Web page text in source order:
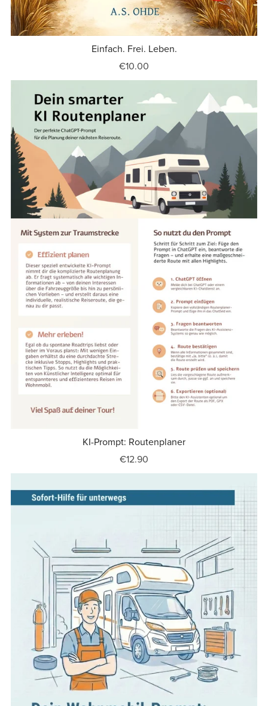
Einfach. Frei. Leben.
€10.00
KI-Prompt: Routenplaner
€12.90